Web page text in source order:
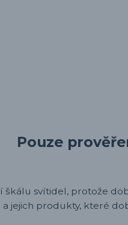
Pouze
škálu svítidel, protože
jejich produkty, které